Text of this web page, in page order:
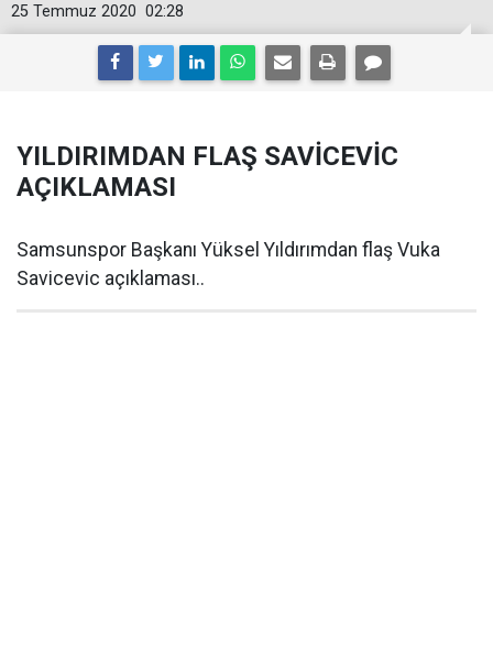
02:28
25 Temmuz 2020
YILDIRIMDAN FLAŞ SAVİCEVİC
AÇIKLAMASI
Samsunspor Başkanı Yüksel Yıldırımdan flaş Vuka
Savicevic açıklaması..